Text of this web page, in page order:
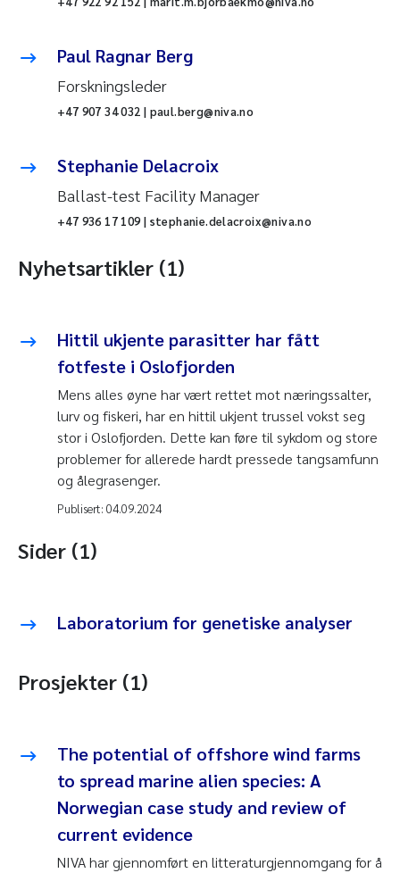
Paul Ragnar Berg
Forskningsleder
+47 907 34 032 | paul.berg@niva.no
Stephanie Delacroix
Ballast-test Facility Manager
+47 936 17 109 | stephanie.delacroix@niva.no
Nyhetsartikler (1)
Hittil ukjente parasitter har fått
fotfeste i Oslofjorden
Mens alles øyne har vært rettet mot næringssalter,
lurv og fiskeri, har en hittil ukjent trussel vokst seg
stor i Oslofjorden. Dette kan føre til sykdom og store
problemer for allerede hardt pressede tangsamfunn
og ålegrasenger.
Publisert: 04.09.2024
Sider (1)
Laboratorium for genetiske analyser
Prosjekter (1)
The potential of offshore wind farms
to spread marine alien species: A
Norwegian case study and review of
current evidence
NIVA har gjennomført en litteraturgjennomgang for å